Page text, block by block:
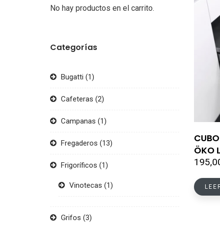
ÖKO
No hay productos en el carrito.
Categorías
Bugatti (1)
Cafeteras (2)
Campanas (1)
Fregaderos (13)
Frigoríficos (1)
Vinotecas (1)
Grifos (3)